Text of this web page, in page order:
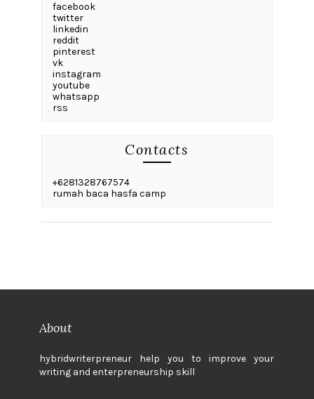
facebook
twitter
linkedin
reddit
pinterest
vk
instagram
youtube
whatsapp
rss
Contacts
+6281328767574
rumah baca hasfa camp
About
hybridwriterpreneur help you to improve your
writing and enterpreneurship skill